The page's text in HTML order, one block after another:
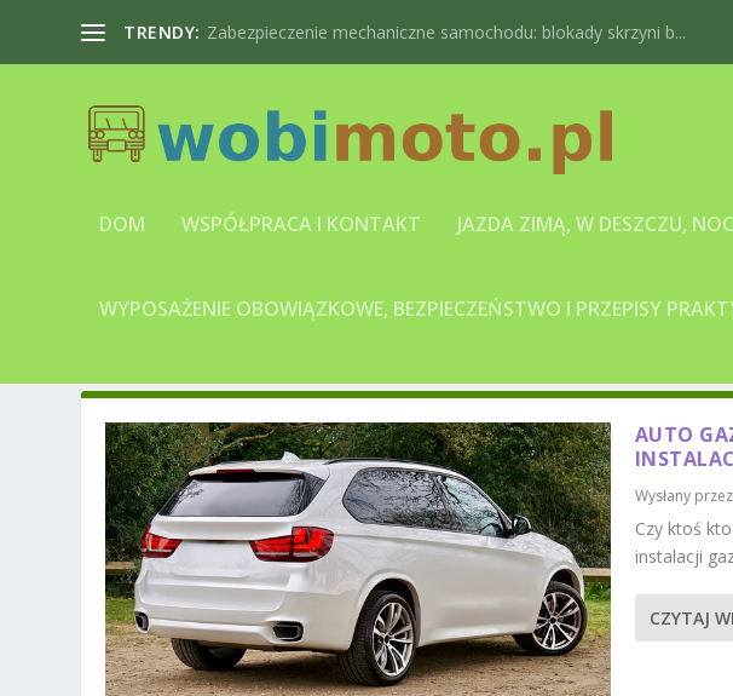
TRENDY: Zabezpieczenie mechaniczne samochodu: blokady skrzyni b...
DOM WSPÓŁPRACA I KONTAKT JAZDA ZIMĄ, W DESZCZU,
WYPOSAŻENIE OBOWIĄZKOWE, BEZPIECZEŃSTWO I PRZEPISY
AUTO
Wysłany przez
Czy ktoś
instalacji
CZYTAJ